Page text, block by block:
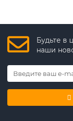
Будьте в
наши